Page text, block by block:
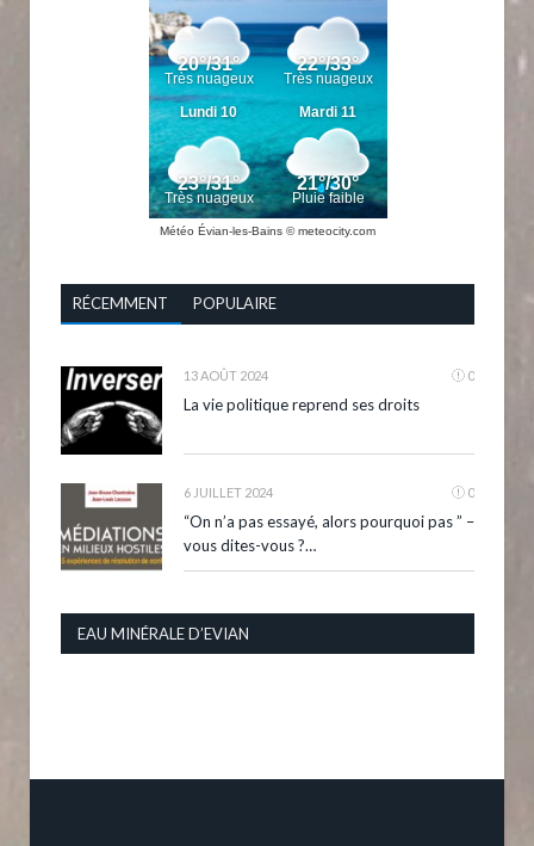
Météo Évian-les-Bains © meteocity.com
RÉCEMMENT POPULAIRE
13 AOÛT 2024 0
La vie politique reprend ses droits
6 JUILLET 2024 0
“On n’a pas essayé, alors pourquoi pas ” –
vous dites-vous ?…
EAU MINÉRALE D’EVIAN